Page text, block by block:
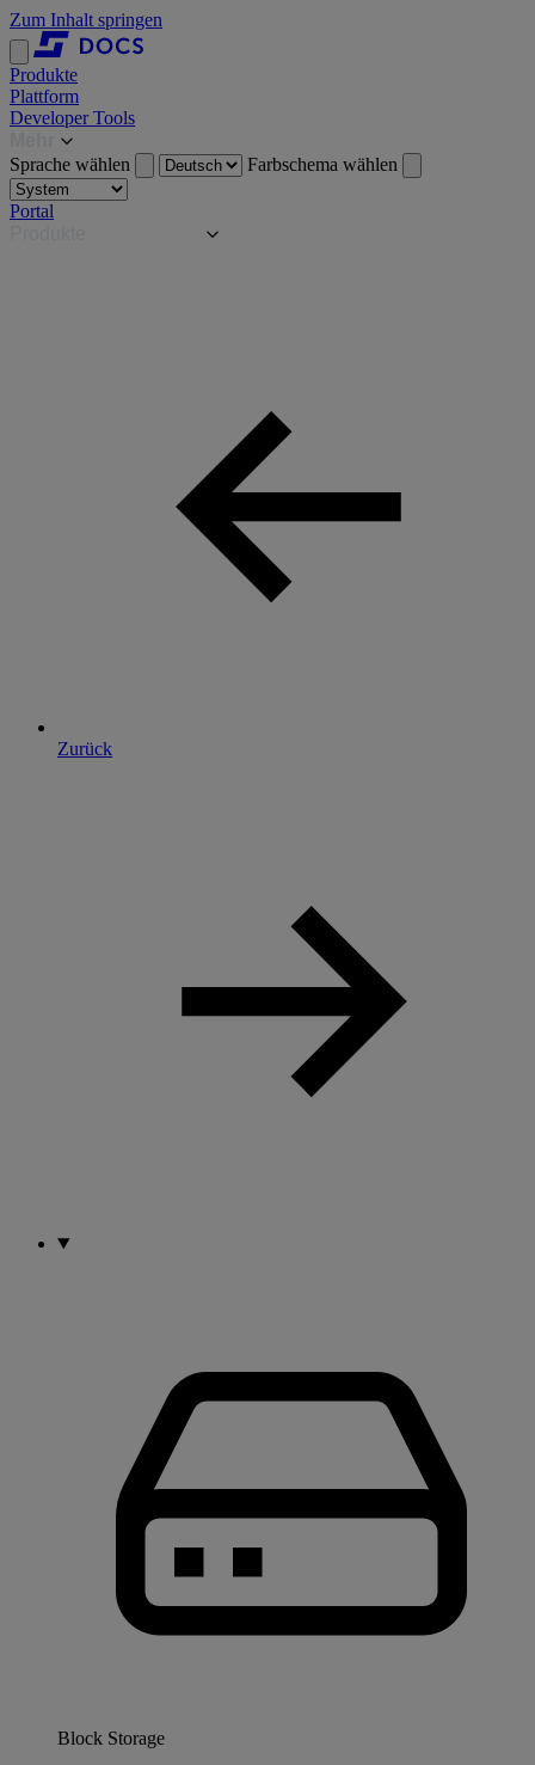
Zum Inhalt springen
Produkte
Plattform
Developer Tools
Sprache wählen
Farbschema wählen
Portal
Zurück
Block Storage